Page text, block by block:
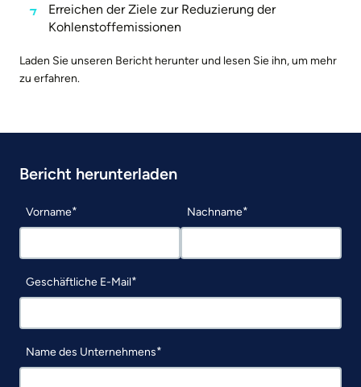
Erreichen der Ziele zur Reduzierung der
Kohlenstoffemissionen
Laden Sie unseren Bericht herunter und lesen Sie ihn, um mehr
zu erfahren.
Bericht herunterladen
Vorname Nachname
Geschäftliche E-Mail
Name des Unternehmens